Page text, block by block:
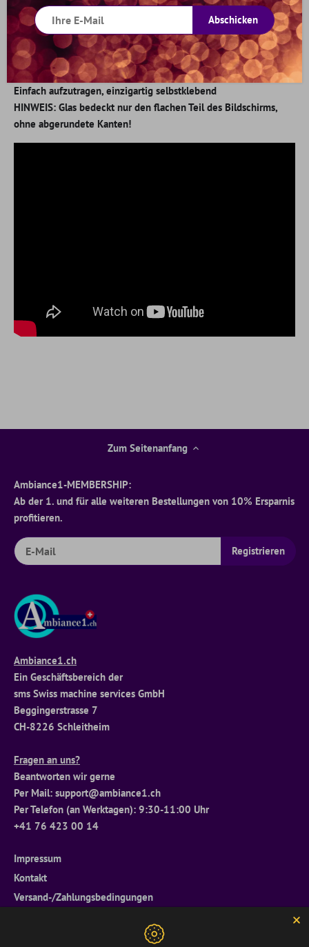
99% UV-Schutz: Reduziert die Augenbelastung durch den LCD-
Bildschirm
Produkttyp: Displayschutzfolie-/Glas
Verpackung: Feucht- und Trockentücher werden mit jedem Glas
mitgeliefert inkl. Aufkleber zum Entfernen von Staubpartikeln
Einfach aufzutragen, einzigartig selbstklebend
HINWEIS: Glas bedeckt nur den flachen Teil des Bildschirms,
ohne abgerundete Kanten!
Zum Seitenanfang
Ambiance1-MEMBERSHIP:
Ab der 1. und für alle weiteren Bestellungen von 10% Ersparnis
profitieren.
Ambiance1.ch
Ein Geschäftsbereich der
sms Swiss machine services GmbH
Beggingerstrasse 7
CH-8226 Schleitheim
Fragen an uns?
Beantworten wir gerne
Per Mail: support@ambiance1.ch
Per Telefon (an Werktagen): 9:30-11:00 Uhr
+41 76 423 00 14
Impressum
Kontakt
Versand-/Zahlungsbedingungen
Allgemeine Geschäftsbedingungen
Abschicken